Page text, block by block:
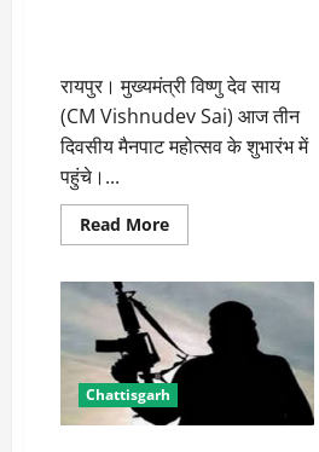
रायपुर। मुख्यमंत्री विष्णु देव साय
(CM Vishnudev Sai) आज तीन
दिवसीय मैनपाट महोत्सव के शुभारंभ में
पहुंचे।...
Read MoreRead
more
ने
मैनपाट
महोत्सव
आयोजन
के
लिए
प्रतिवर्ष
50
Chattisgarh